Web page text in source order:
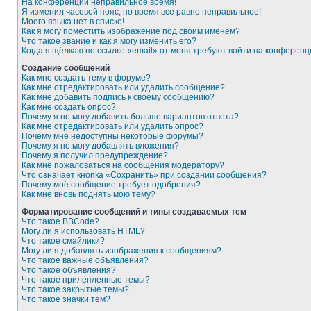
На конференции неправильное время!
Я изменил часовой пояс, но время все равно неправильное!
Моего языка нет в списке!
Как я могу поместить изображение под своим именем?
Что такое звание и как я могу изменить его?
Когда я щёлкаю по ссылке «email» от меня требуют войти на
Создание сообщений
Как мне создать тему в форуме?
Как мне отредактировать или удалить сообщение?
Как мне добавить подпись к своему сообщению?
Как мне создать опрос?
Почему я не могу добавить больше вариантов ответа?
Как мне отредактировать или удалить опрос?
Почему мне недоступны некоторые форумы?
Почему я не могу добавлять вложения?
Почему я получил предупреждение?
Как мне пожаловаться на сообщения модератору?
Что означает кнопка «Сохранить» при создании сообщения?
Почему моё сообщение требует одобрения?
Как мне вновь поднять мою тему?
Форматирование сообщений и типы создаваемых тем
Что такое BBCode?
Могу ли я использовать HTML?
Что такое смайлики?
Могу ли я добавлять изображения к сообщениям?
Что такое важные объявления?
Что такое объявления?
Что такое прилепленные темы?
Что такое закрытые темы?
Что такое значки тем?